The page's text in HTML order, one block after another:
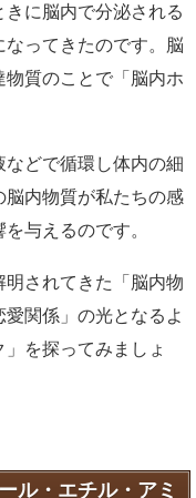
に脳内で分泌される
なってきたのです。脳
質のことで「脳内ホ
などで循環し体内の細
内物質が私たちの感
与えるのです。
されてきた「脳内物
関係」の光となるよ
を探ってみましょ
ル・エチル・アミ